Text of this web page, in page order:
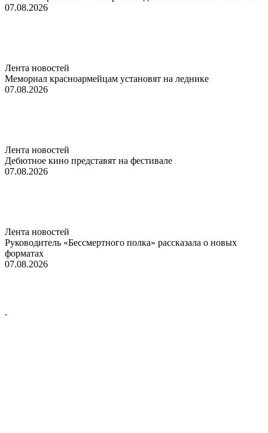
07.08.2026
Лента новостей
Мемориал красноармейцам установят на леднике
07.08.2026
Лента новостей
Дебютное кино представят на фестивале
07.08.2026
Лента новостей
Руководитель «Бессмертного полка» рассказала о новых
форматах
07.08.2026